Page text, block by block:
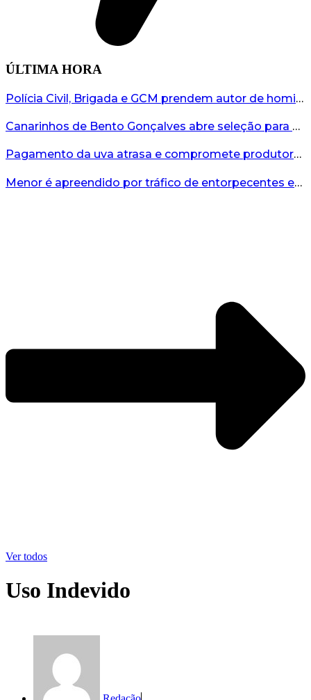
ÚLTIMA HORA
Polícia Civil, Brigada e GCM prendem autor de homicídio em Bento Gonçalves...
Canarinhos de Bento Gonçalves abre seleção para novos integrantes...
Pagamento da uva atrasa e compromete produtores...
Menor é apreendido por tráfico de entorpecentes em Veranópolis...
Ver todos
Uso Indevido